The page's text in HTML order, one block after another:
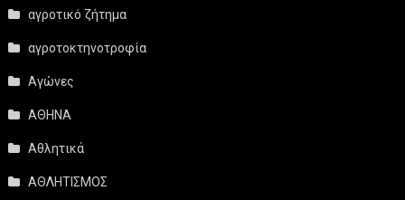
αγροτικό ζήτημα
αγροτοκτηνοτροφία
Αγώνες
ΑΘΗΝΑ
Αθλητικά
ΑΘΛΗΤΙΣΜΟΣ